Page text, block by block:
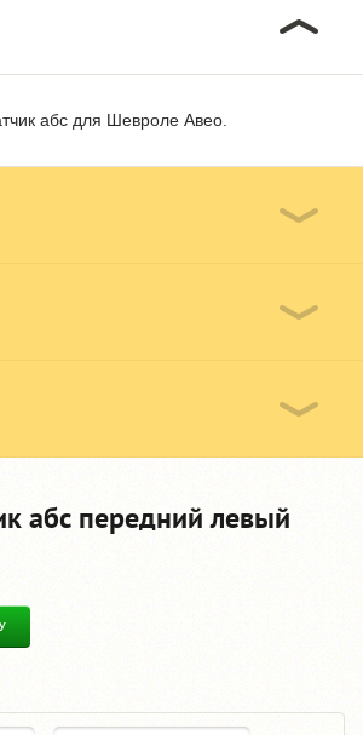
абс для Шевроле Авео.
абс передний левый